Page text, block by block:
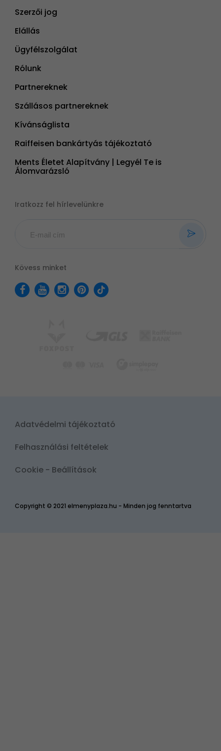
Szerzői jog
Elállás
Ügyfélszolgálat
Rólunk
Partnereknek
Szállásos partnereknek
Kívánságlista
Raiffeisen bankártyás tájékoztató
Ments Életet Alapítvány | Legyél Te is
Álomvarázsló
Iratkozz fel hírlevelünkre
Kövess minket
Copyright © 2021 elmenyplaza.hu - Minden jog fenntartva
Adatvédelmi tájékoztató
Felhasználási feltételek
Cookie - Beállítások